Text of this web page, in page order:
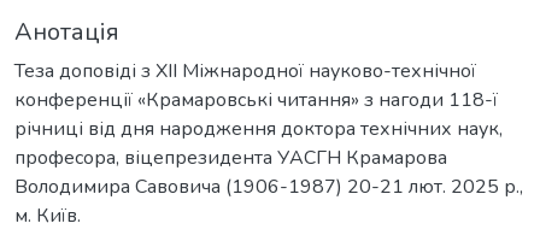
Анотація
Теза доповіді з XII Міжнародної науково-технічної
конференції «Крамаровські читання» з нагоди 118-ї
річниці від дня народження доктора технічних наук,
професора, віцепрезидента УАСГН Крамарова
Володимира Савовича (1906-1987) 20-21 лют. 2025 р.,
м. Київ.